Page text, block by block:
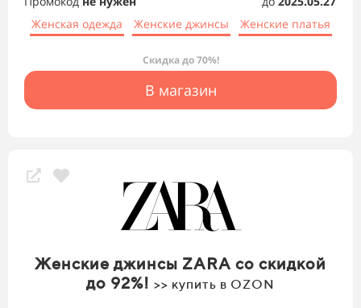
Женская одежда
Женские джинсы Женские платья
Скидка до 70%!
В магазин
Женские джинсы ZARA со скидкой
до 92%! >> купить в OZON